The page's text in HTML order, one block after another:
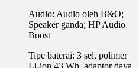
Audio: Audio oleh B&O;
Speaker ganda; HP Audio
Boost
Tipe baterai: 3 sel, polimer
Li-ion 43 Wh, adaptor daya